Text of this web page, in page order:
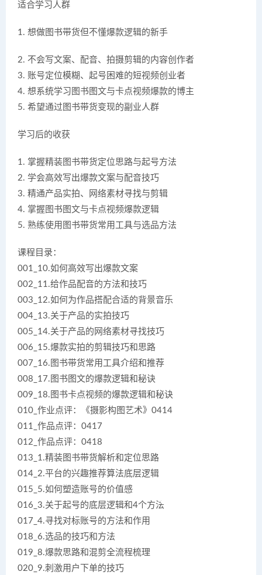
适合学习人群
1. 想做图书带货但不懂爆款逻辑的新手
2. 不会写文案、配音、拍摄剪辑的内容创作者
3. 账号定位模糊、起号困难的短视频创业者
4. 想系统学习图书图文与卡点视频爆款的博主
5. 希望通过图书带货变现的副业人群
学习后的收获
1. 掌握精装图书带货定位思路与起号方法
2. 学会高效写出爆款文案与配音技巧
3. 精通产品实拍、网络素材寻找与剪辑
4. 掌握图书图文与卡点视频爆款逻辑
5. 熟练使用图书带货常用工具与选品方法
课程目录：
001_10.如何高效写出爆款文案
002_11.给作品配音的方法和技巧
003_12.如何为作品搭配合适的背景音乐
004_13.关于产品的实拍技巧
005_14.关于产品的网络素材寻找技巧
006_15.爆款实拍的剪辑技巧和思路
007_16.图书带货常用工具介绍和推荐
008_17.图书图文的爆款逻辑和秘诀
009_18.图书卡点视频的爆款逻辑和秘诀
010_作业点评：《摄影构图艺术》0414
011_作品点评：0417
012_作品点评：0418
013_1.精装图书带货解析和定位思路
014_2.平台的兴趣推荐算法底层逻辑
015_5.如何塑造账号的价值感
016_3.关于起号的底层逻辑和4个方法
017_4.寻找对标账号的方法和作用
018_6.选品的技巧和方法
019_8.爆款思路和混剪全流程梳理
020_9.刺激用户下单的技巧